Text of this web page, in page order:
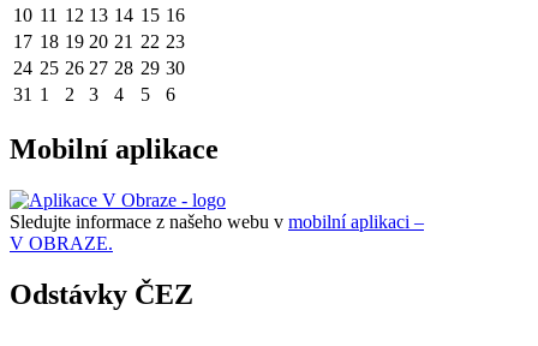
10 11 12 13 14 15 16
17 18 19 20 21 22 23
24 25 26 27 28 29 30
31 1 2 3 4 5 6
Mobilní aplikace
Sledujte informace z našeho webu v mobilní aplikaci –
V OBRAZE.
Odstávky ČEZ